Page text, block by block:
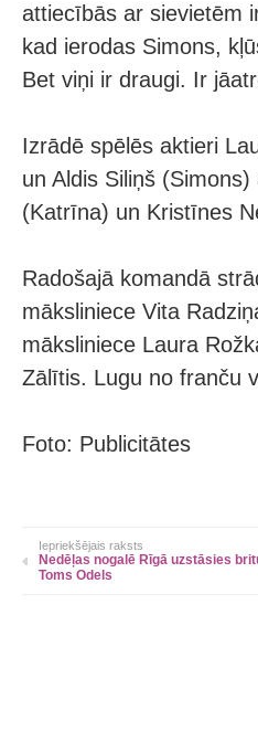
attiecībās ar sievietēm
kad ierodas Simons,
Bet viņi ir draugi. Ir
Izrādē spēlēs aktieri
un Aldis Siliņš
(Katrīna) un Kristīnes
Radošajā komandā
māksliniece Vita
māksliniece Laura
Zālītis. Lugu no franču
Foto: Publicitātes
Iepriekšējais raksts
Nedēļas nogalē Rīgā uzstāsies
Toms Odels